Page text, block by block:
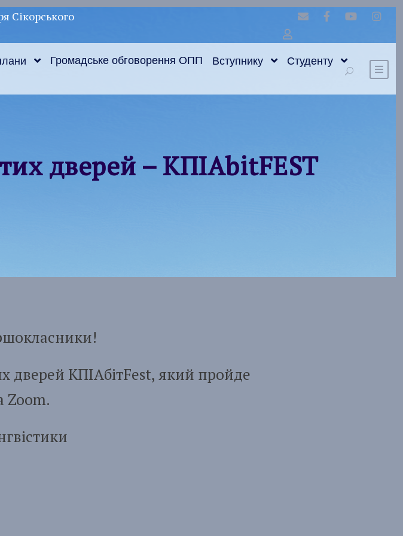
Сікорського
Громадське обговорення ОПП Вступнику
Студенту
дверей – КПІAbitFEST
КПІАбітFest, який пройде
Zoom.